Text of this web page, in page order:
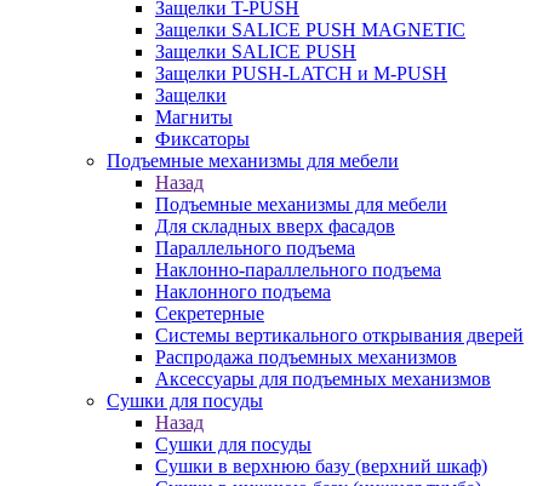
Защелки T-PUSH
Защелки SALICE PUSH MAGNETIC
Защелки SALICE PUSH
Защелки PUSH-LATCH и M-PUSH
Защелки
Магниты
Фиксаторы
Подъемные механизмы для мебели
Назад
Подъемные механизмы для мебели
Для складных вверх фасадов
Параллельного подъема
Наклонно-параллельного подъема
Наклонного подъема
Секретерные
Системы вертикального открывания дверей
Распродажа подъемных механизмов
Аксессуары для подъемных механизмов
Сушки для посуды
Назад
Сушки для посуды
Сушки в верхнюю базу (верхний шкаф)